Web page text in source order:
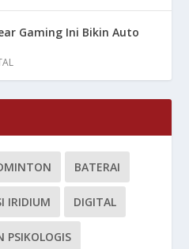
Gaming Ini Bikin Auto
BATERAI
IRIDIUM DIGITAL
PSIKOLOGIS